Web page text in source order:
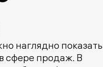
наглядно показать
сфере продаж. В